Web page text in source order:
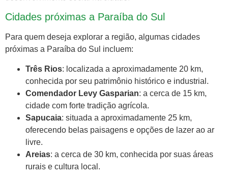
Cidades próximas a Paraíba do Sul
Para quem deseja explorar a região, algumas cidades
próximas a Paraíba do Sul incluem:
Três Rios: localizada a aproximadamente 20 km,
conhecida por seu patrimônio histórico e industrial.
Comendador Levy Gasparian: a cerca de 15 km,
cidade com forte tradição agrícola.
Sapucaia: situada a aproximadamente 25 km,
oferecendo belas paisagens e opções de lazer ao ar
livre.
Areias: a cerca de 30 km, conhecida por suas áreas
rurais e cultura local.